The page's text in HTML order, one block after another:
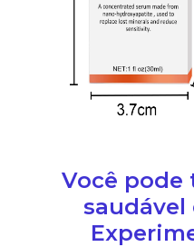
Você pode